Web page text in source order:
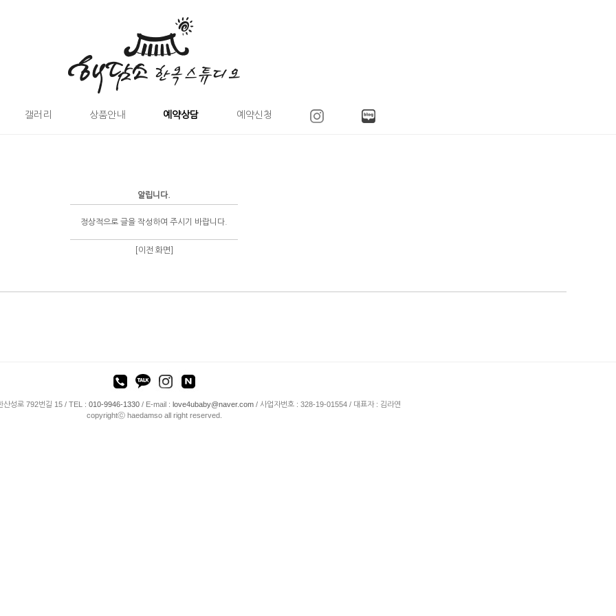
갤러리 상품안내 예약상담 예약신청
알립니다.
정상적으로 글을 작성하여 주시기 바랍니다.
[이전 화면]
산성로 792번길 15 / TEL : 010-9946-1330/ E-mail : love4ubaby@naver.com/ 사업자번호 : 328-19-01554 / 대표자 : 김라연
copyrightⓒ haedamso all right reserved.